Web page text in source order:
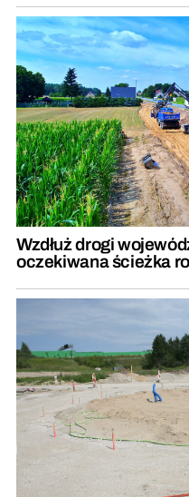
Wzdłuż drogi
oczekiwana ścieżka